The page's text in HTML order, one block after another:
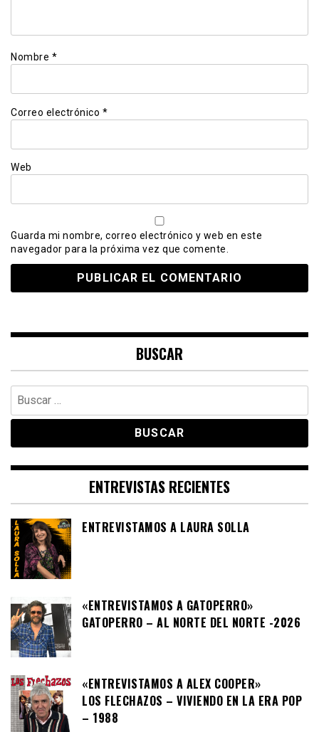
Nombre *
Correo electrónico *
Web
Guarda mi nombre, correo electrónico y web en este
navegador para la próxima vez que comente.
BUSCAR
Buscar:
ENTREVISTAS RECIENTES
ENTREVISTAMOS A LAURA SOLLA
«ENTREVISTAMOS A GATOPERRO»
GATOPERRO – AL NORTE DEL NORTE -2026
«ENTREVISTAMOS A ALEX COOPER»
LOS FLECHAZOS – VIVIENDO EN LA ERA POP
– 1988